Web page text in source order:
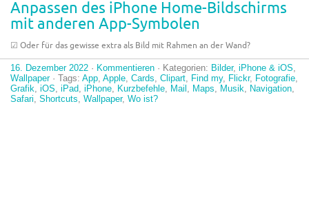
Anpassen des iPhone Home-Bildschirms
mit anderen App-Symbolen
☑︎ Oder für das gewisse extra als Bild mit Rahmen an der Wand?
16. Dezember 2022 · Kommentieren · Kategorien: Bilder, iPhone & iOS,
Wallpaper· Tags: App, Apple, Cards, Clipart, Find my, Flickr, Fotografie,
Grafik, iOS, iPad, iPhone, Kurzbefehle, Mail , Maps, Musik, Navigation,
Safari, Shortcuts, Wallpaper, Wo ist?